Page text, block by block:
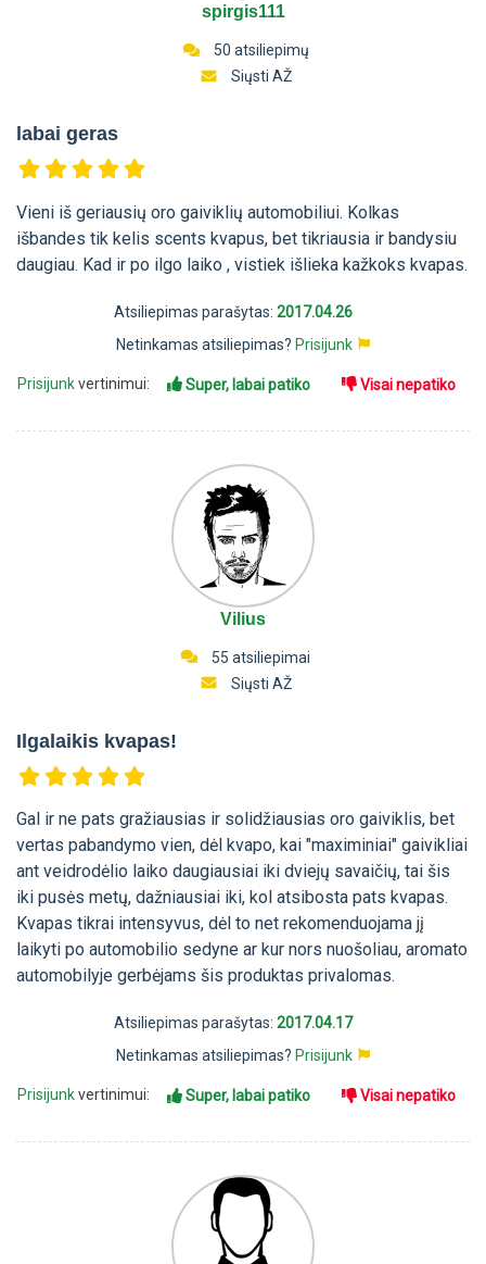
spirgis111
50 atsiliepimų
Siųsti AŽ
labai geras
Vieni iš geriausių oro gaiviklių automobiliui. Kolkas
išbandes tik kelis scents kvapus, bet tikriausia ir bandysiu
daugiau. Kad ir po ilgo laiko , vistiek išlieka kažkoks kvapas.
Atsiliepimas parašytas: 2017.04.26
Netinkamas atsiliepimas? Prisijunk
Prisijunkvertinimui: Super, labai patiko Visai nepatiko
Vilius
55 atsiliepimai
Siųsti AŽ
Ilgalaikis kvapas!
Gal ir ne pats gražiausias ir solidžiausias oro gaiviklis, bet
vertas pabandymo vien, dėl kvapo, kai "maximiniai" gaivikliai
ant veidrodėlio laiko daugiausiai iki dviejų savaičių, tai šis
iki pusės metų, dažniausiai iki, kol atsibosta pats kvapas.
Kvapas tikrai intensyvus, dėl to net rekomenduojama jį
laikyti po automobilio sedyne ar kur nors nuošoliau, aromato
automobilyje gerbėjams šis produktas privalomas.
Atsiliepimas parašytas: 2017.04.17
Netinkamas atsiliepimas? Prisijunk
Prisijunkvertinimui: Super, labai patiko Visai nepatiko